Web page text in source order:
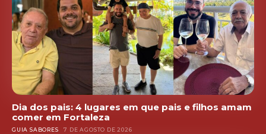
Dia dos pais: 4 lugares em que pais e filhos amam
comer em Fortaleza
GUIA SABORES 7 DE AGOSTO DE 2026